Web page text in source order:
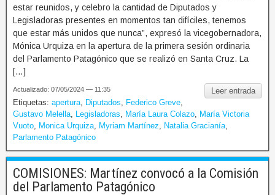
estar reunidos, y celebro la cantidad de Diputados y
Legisladoras presentes en momentos tan difíciles, tenemos
que estar más unidos que nunca”, expresó la vicegobernadora,
Mónica Urquiza en la apertura de la primera sesión ordinaria
del Parlamento Patagónico que se realizó en Santa Cruz. La
[…]
Leer entrada
Actualizado: 07/05/2024 — 11:35
Etiquetas: apertura Diputados Federico Greve
Gustavo Melella
Legisladoras María Laura Colazo
María Victoria
Vuoto
Monica Urquiza Myriam Martínez Natalia Gracianía
Parlamento Patagónico
COMISIONES: Martínez convocó a la Comisión
del Parlamento Patagónico